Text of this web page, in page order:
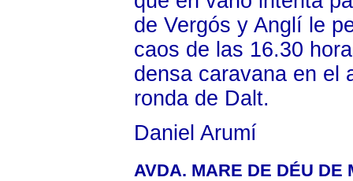
de Vergós y Anglí le
caos de las 16.30
densa caravana en el
ronda de Dalt.
Daniel Arumí
AVDA. MARE DE DÉU DE